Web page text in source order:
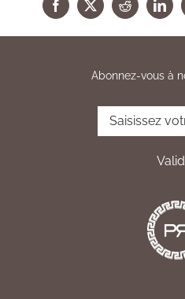
Facebook
X Reddit
Abonnez-vous à